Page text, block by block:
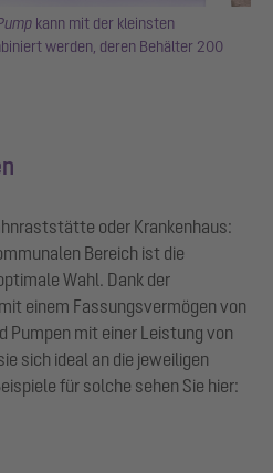
kann mit der kleinsten
werden, deren Behälter 200
oder Krankenhaus:
Bereich ist die
Wahl. Dank der
einem Fassungsvermögen von
mit einer Leistung von
sich ideal an die jeweiligen
für solche sehen Sie hier: